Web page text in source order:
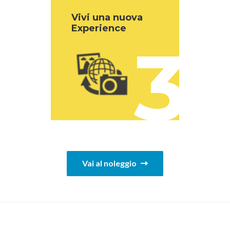
3
Vivi una nuova
Experience
Vai al noleggio